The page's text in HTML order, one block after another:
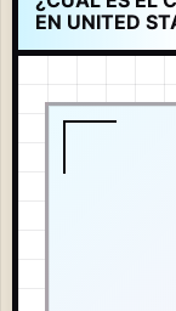
EN UNITED